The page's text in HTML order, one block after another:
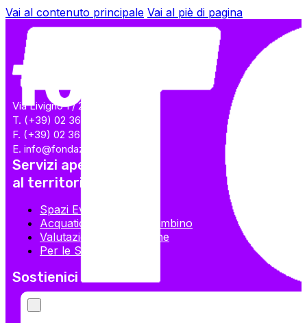
Vai al contenuto principale Vai al piè di pagina
Via Livigno 1 / 20158 Milano
T. (+39) 02 36708900
F. (+39) 02 36708924
E. info@fondazionetog.org
Servizi aperti
al territorio
Spazi Eventi
Acquaticità genitore-bambino
Valutazioni Specialistiche
Per le Scuole
Sostienici
5×1000